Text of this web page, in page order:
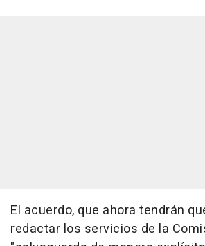
El acuerdo, que ahora tendrán
redactar los servicios de la